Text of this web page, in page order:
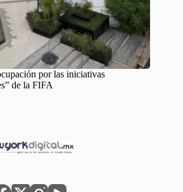
por las iniciativas
de la FIFA